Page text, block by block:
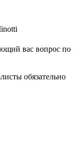
вас вопрос по
обязательно